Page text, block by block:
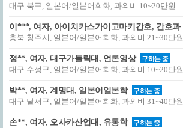
대구 북구, 일본어/일본어회화, 과외비 10~20만원
이***, 여자, 아이치카스가이고마키간호, 간호과
충북 청주시, 일본어/일본어회화, 과외비 21~30만원
정**, 여자, 대구가톨릭대, 언론영상 구하는 중
대구 수성구, 일본어/일본어회화, 과외비 10~20만원
박**, 여자, 계명대, 일본어일본학 구하는 중
대구 달서구, 일본어/일본어회화, 과외비 31~40만원
손**, 여자, 오사카산업대, 유통학 구하는 중